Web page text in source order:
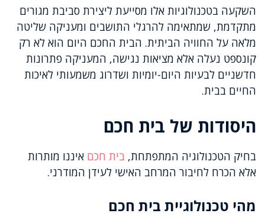
השקעה בטכנולוגיות אלו מסייעת ליצירת סביבת מגורים
מתקדמת, שמתאימה להרגלי התושבים ומעניקה שליטה
מלאה על החוויה הביתית. הבית החכם היום הוא לא רק
קונספט נעלה אלא מציאות נגישה, המעניקה פתרונות
חדשניים לבעיות היום-יומיות ושדרוג משמעותי לאיכות
החיים בבית.
היסודות של בית חכם
בחיק הטכנולוגיה המתפתחת, בית חכם איננו מותרות
אלא הכרח לחיבור המרחב האישי לעידן המודרני.
מהי טכנולוגיית בית חכם